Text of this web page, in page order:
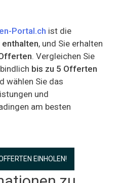
Portal.ch ist die
, und Sie erhalten
. Vergleichen Sie
bis zu 5 Offerten
wählen Sie das
und
am besten
EINHOLEN!